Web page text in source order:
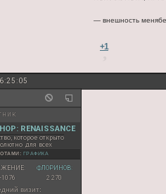
— внешность
+1
RENAISSANCE
которое открыто
для всех
ГРАФИКА
ФЛОРИНОВ:
2 270
визит: